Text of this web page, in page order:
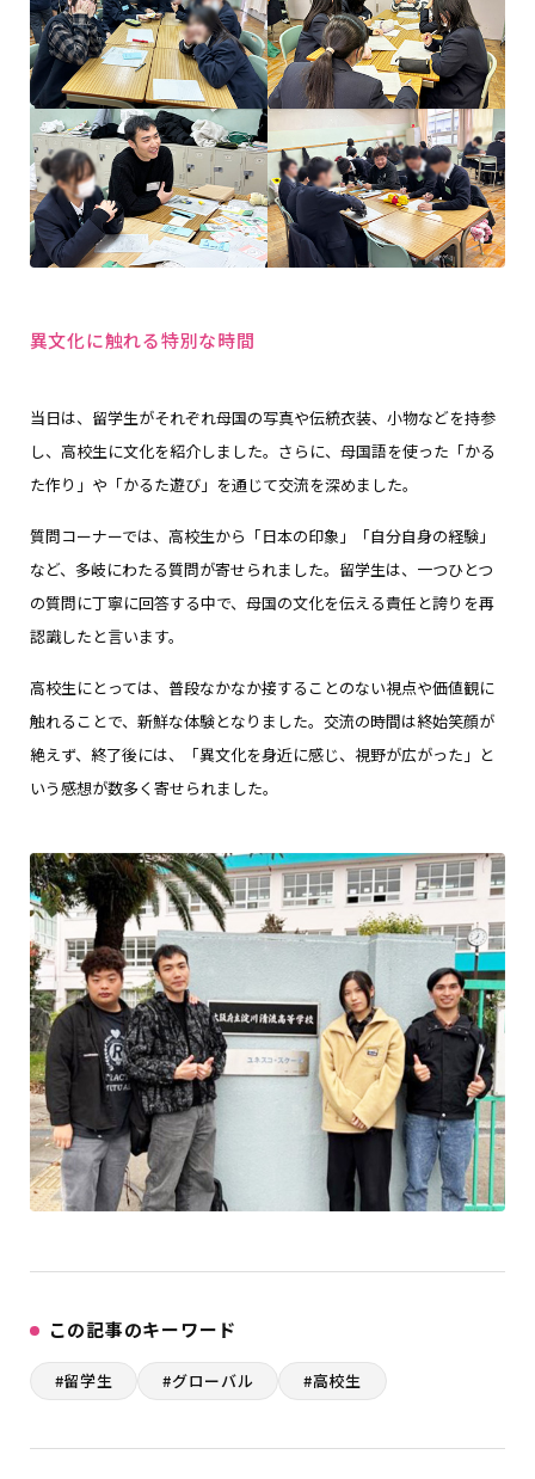
異文化に触れる特別な時間
当日は、留学生がそれぞれ母国の写真や伝統衣装、小物などを持参
し、高校生に文化を紹介しました。さらに、母国語を使った「かる
た作り」や「かるた遊び」を通じて交流を深めました。
質問コーナーでは、高校生から「日本の印象」「自分自身の経験」
など、多岐にわたる質問が寄せられました。留学生は、一つひとつ
の質問に丁寧に回答する中で、母国の文化を伝える責任と誇りを再
認識したと言います。
高校生にとっては、普段なかなか接することのない視点や価値観に
触れることで、新鮮な体験となりました。交流の時間は終始笑顔が
絶えず、終了後には、「異文化を身近に感じ、視野が広がった」と
いう感想が数多く寄せられました。
この記事のキーワード
#留学生 #グローバル #高校生